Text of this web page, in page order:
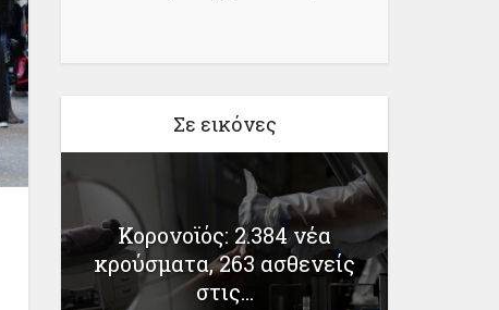
Σε εικόνες
Κορονοϊός: 2.384 νέα
κρούσματα, 263 ασθενείς
στις...